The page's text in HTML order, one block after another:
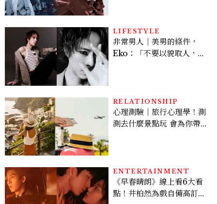
多大？
LIFESTYLE
非常男人｜美男的條件，
Eko：「不要以貌取人，內
RELATIONSHIP
心理測驗｜旅行心理學！測
測去什麼景點玩 會為你帶來
ENTERTAINMENT
《早春晴朗》線上看6大看
點！井柏然為戲自備高訂，